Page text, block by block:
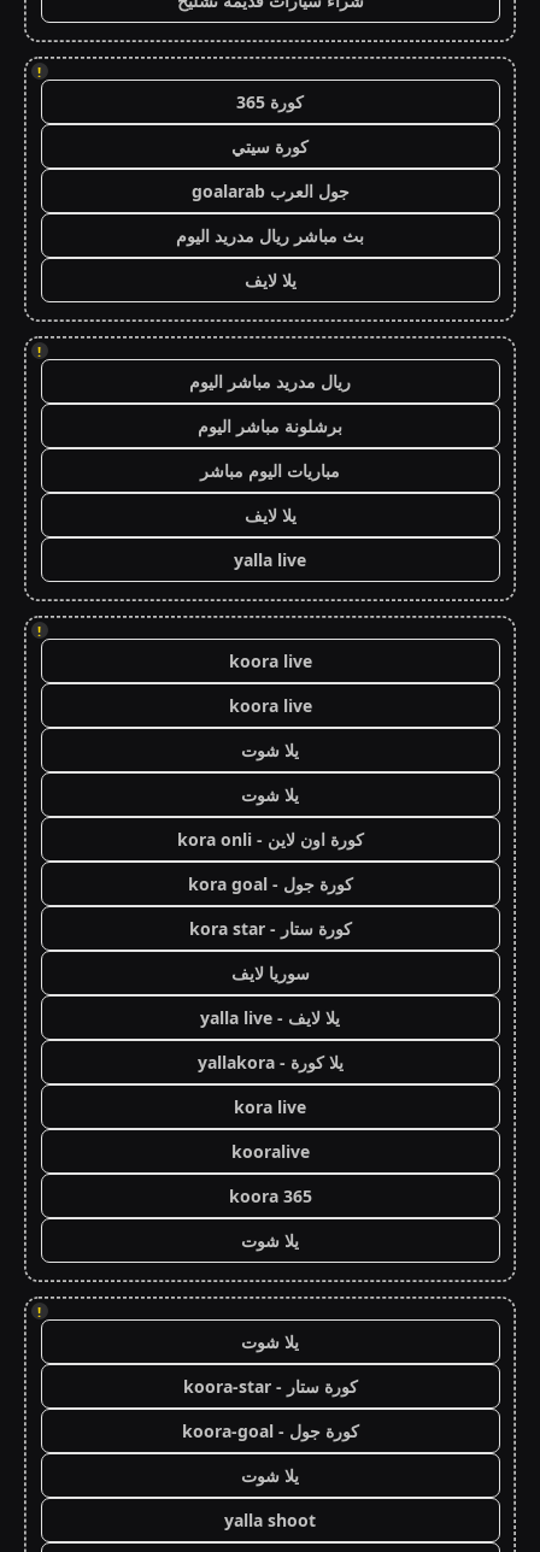
!
كورة 365
كورة سيتي
جول العرب goalarab
بث مباشر ريال مدريد اليوم
يلا لايف
!
ريال مدريد مباشر اليوم
برشلونة مباشر اليوم
مباريات اليوم مباشر
يلا لايف
yalla live
!
koora live
koora live
يلا شوت
يلا شوت
كورة اون لاين - kora onli
كورة جول - kora goal
كورة ستار - kora star
سوريا لايف
يلا لايف - yalla live
يلا كورة - yallakora
kora live
kooralive
koora 365
يلا شوت
!
يلا شوت
كورة ستار - koora-star
كورة جول - koora-goal
يلا شوت
yalla shoot